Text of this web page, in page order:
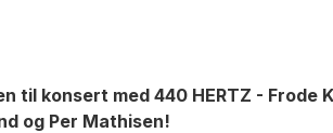
til konsert med 440 HERTZ - Frode
og Per Mathisen!